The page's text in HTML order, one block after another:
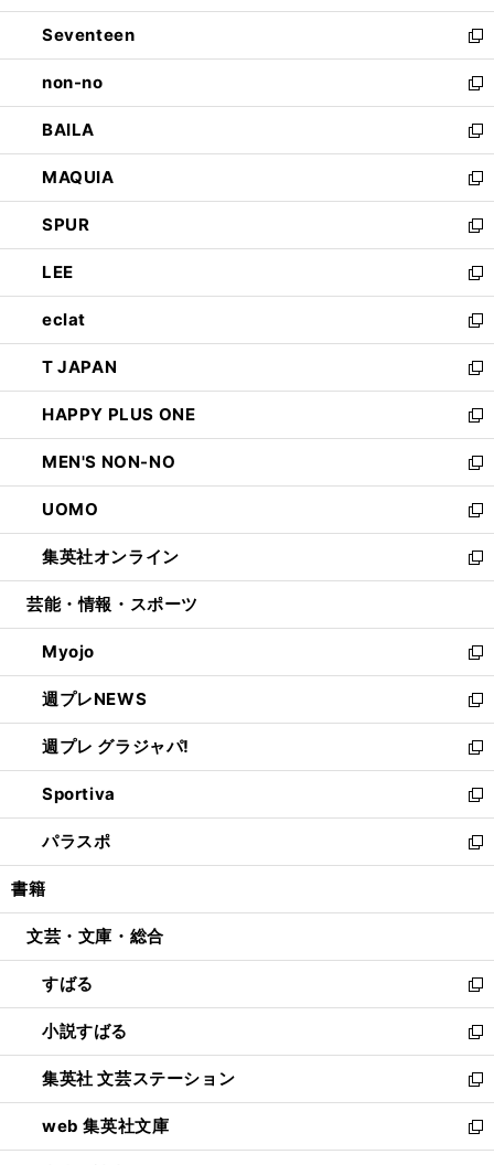
開
く
ウ
で
開
く
ン
ド
ウ
で
開
く
Seventeen
新
し
い
ウ
ィ
ン
ド
ウ
で
開
く
non-no
新
し
い
ウ
ィ
ン
ド
ウ
で
開
く
BAILA
新
し
い
ウ
ィ
ン
ド
ウ
で
開
く
MAQUIA
新
し
い
ウ
ィ
ン
ド
ウ
で
開
く
SPUR
新
し
い
ウ
ィ
ン
ド
ウ
で
開
く
LEE
新
し
い
ウ
ィ
ン
ド
ウ
で
開
く
eclat
新
し
い
ウ
ィ
ン
ド
ウ
で
開
く
T JAPAN
新
し
い
ウ
ィ
ン
ド
ウ
で
開
HAPPY PLUS ONE
新
し
い
ウ
ィ
ン
ド
ウ
開
く
MEN'S NON-NO
新
し
い
ウ
ィ
ン
ウ
で
開
く
UOMO
新
し
い
ウ
ン
ド
ウ
で
開
く
集英社オンライン
新
し
ウ
ィ
ン
ド
ウ
で
開
く
芸能・情報・スポーツ
Myojo
新
し
い
ウ
ィ
ン
ド
ウ
で
開
週プレNEWS
新
し
い
ウ
ィ
ン
ド
ウ
開
週プレ グラジャパ!
新
し
い
ウ
ィ
ン
ウ
開
く
Sportiva
新
し
い
ウ
ン
ウ
で
開
く
パラスポ
新
し
ウ
ン
ド
ウ
で
開
く
書籍
文芸・文庫・総合
すばる
新
し
い
ウ
ィ
ン
ド
ウ
小説すばる
新
し
い
ウ
ィ
ン
集英社 文芸ステーション
新
し
い
ウ
web 集英社文庫
新
し